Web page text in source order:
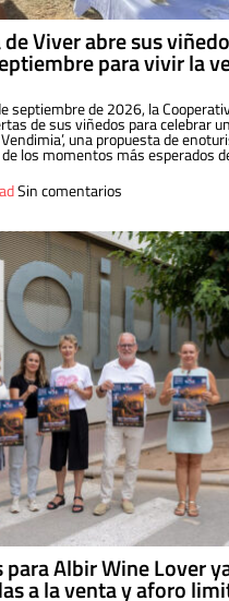
Viver abre sus
para vivir la
septiembre de 2026, la
de sus viñedos para celebrar
una propuesta de
los momentos más esperados
Sin comentarios
Albir Wine Lover
a la venta y aforo